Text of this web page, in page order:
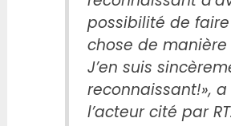
possibilité de
chose de manière
J’en suis
reconnaissant!»,
l’acteur cité par